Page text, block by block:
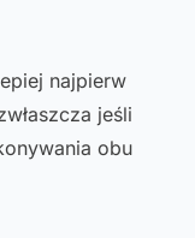
najpierw
jeśli
obu